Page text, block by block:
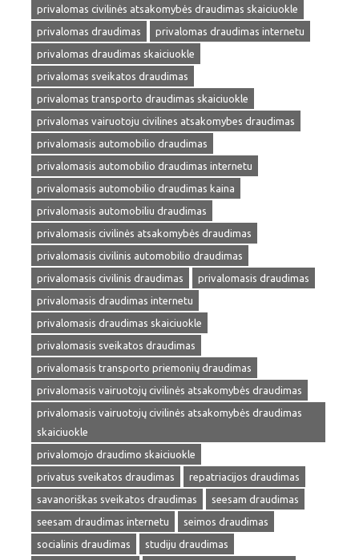
privalomas civilinės atsakomybės draudimas skaiciuokle
privalomas draudimas
privalomas draudimas internetu
privalomas draudimas skaiciuokle
privalomas sveikatos draudimas
privalomas transporto draudimas skaiciuokle
privalomas vairuotoju civilines atsakomybes draudimas
privalomasis automobilio draudimas
privalomasis automobilio draudimas internetu
privalomasis automobilio draudimas kaina
privalomasis automobiliu draudimas
privalomasis civilinės atsakomybės draudimas
privalomasis civilinis automobilio draudimas
privalomasis civilinis draudimas
privalomasis draudimas
privalomasis draudimas internetu
privalomasis draudimas skaiciuokle
privalomasis sveikatos draudimas
privalomasis transporto priemonių draudimas
privalomasis vairuotojų civilinės atsakomybės draudimas
privalomasis vairuotojų civilinės atsakomybės draudimas
skaiciuokle
privalomojo draudimo skaiciuokle
privatus sveikatos draudimas
repatriacijos draudimas
savanoriškas sveikatos draudimas
seesam draudimas
seesam draudimas internetu
seimos draudimas
socialinis draudimas
studiju draudimas